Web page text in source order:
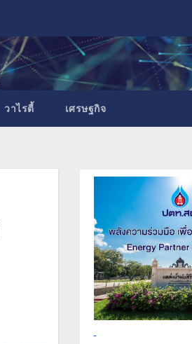
วาไรตี้ เศรษฐกิจ